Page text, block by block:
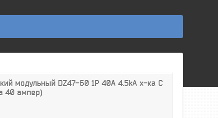
модульный DZ47-60 1P 40A 4.5kA х-ка С
40 ампер)